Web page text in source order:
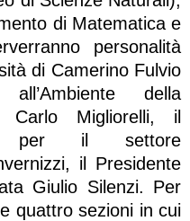
di Matematica e
personalità
di Camerino Fulvio
all’Ambiente della
Carlo Migliorelli, il
per il settore
il Presidente
Giulio Silenzi. Per
quattro sezioni in cui